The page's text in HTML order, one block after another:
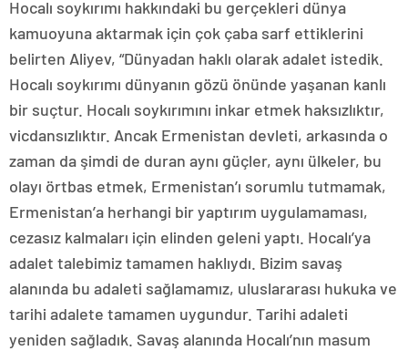
Hocalı soykırımı hakkındaki bu gerçekleri dünya
kamuoyuna aktarmak için çok çaba sarf ettiklerini
belirten Aliyev, “Dünyadan haklı olarak adalet istedik.
Hocalı soykırımı dünyanın gözü önünde yaşanan kanlı
bir suçtur. Hocalı soykırımını inkar etmek haksızlıktır,
vicdansızlıktır. Ancak Ermenistan devleti, arkasında o
zaman da şimdi de duran aynı güçler, aynı ülkeler, bu
olayı örtbas etmek, Ermenistan’ı sorumlu tutmamak,
Ermenistan’a herhangi bir yaptırım uygulamaması,
cezasız kalmaları için elinden geleni yaptı. Hocalı’ya
adalet talebimiz tamamen haklıydı. Bizim savaş
alanında bu adaleti sağlamamız, uluslararası hukuka ve
tarihi adalete tamamen uygundur. Tarihi adaleti
yeniden sağladık. Savaş alanında Hocalı’nın masum